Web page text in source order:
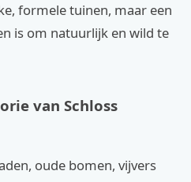
formele tuinen, maar een
is om natuurlijk en wild te
van Schloss
oude bomen, vijvers